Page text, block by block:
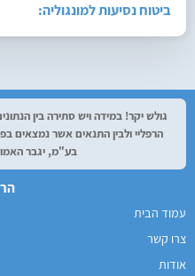
ביטוח נסיעות למונגוליה:
גולש יקר! במידה ויש סתירה בין
הרפליי ולבין התנאים אשר נמצאים
בע"מ, יגבר
עמוד הבית
צרו קשר
אודות